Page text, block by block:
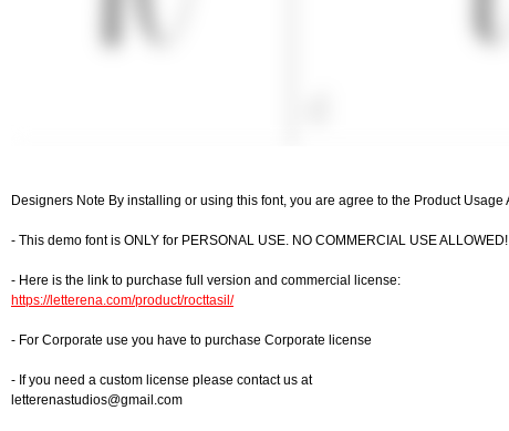
Designers Note By installing or using this font, you are agree to the Product Usage
- This demo font is ONLY for PERSONAL USE. NO COMMERCIAL USE ALLOWED!
- Here is the link to purchase full version and commercial license:
https://letterena.com/product/rocttasil/
- For Corporate use you have to purchase Corporate license
- If you need a custom license please contact us at
letterenastudios@gmail.com